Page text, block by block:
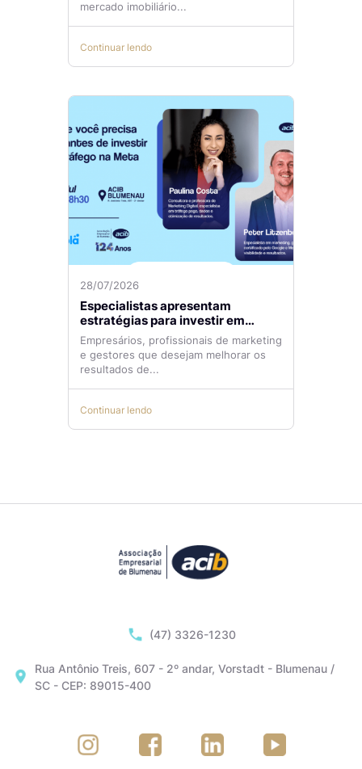
mercado imobiliário...
Continuar lendo
28/07/2026
Especialistas apresentam
estratégias para investir em
tráfego pago com mais eficiência
Empresários, profissionais de marketing
e gestores que desejam melhorar os
resultados de...
Continuar lendo
(47) 3326-1230
Rua Antônio Treis, 607 - 2º andar, Vorstadt - Blumenau /
SC - CEP: 89015-400